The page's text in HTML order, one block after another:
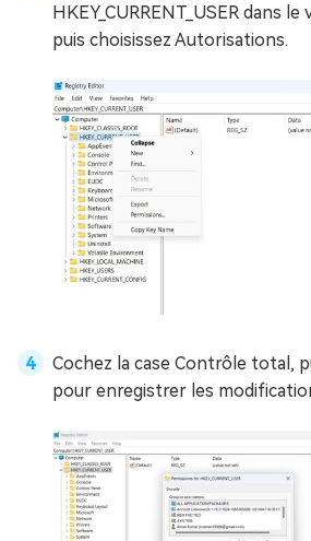
HKEY_CURRENT_USER dans
puis choisissez Autorisations.
Cochez la case Contrôle total,
pour enregistrer les